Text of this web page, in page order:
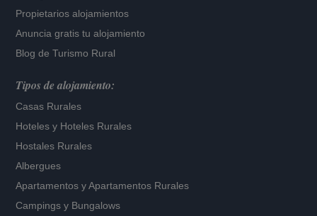
Propietarios alojamientos
Anuncia gratis tu alojamiento
Blog de Turismo Rural
Tipos de alojamiento:
Casas Rurales
Hoteles y Hoteles Rurales
Hostales Rurales
Albergues
Apartamentos yApartamentos Rurales
Campings y Bungalows